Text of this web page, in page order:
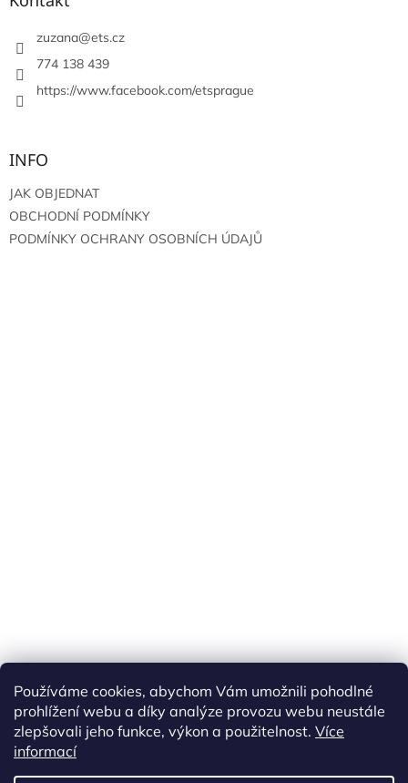
Používáme cookies, abychom Vám umožnili pohodlné
prohlížení webu a díky analýze provozu webu neustále
zlepšovali jeho funkce, výkon a použitelnost. Více
informací
zuzana@ets.cz
774 138 439
https://www.facebook.com/etsprague
INFO
JAK OBJEDNAT
OBCHODNÍ PODMÍNKY
PODMÍNKY OCHRANY OSOBNÍCH ÚDAJŮ